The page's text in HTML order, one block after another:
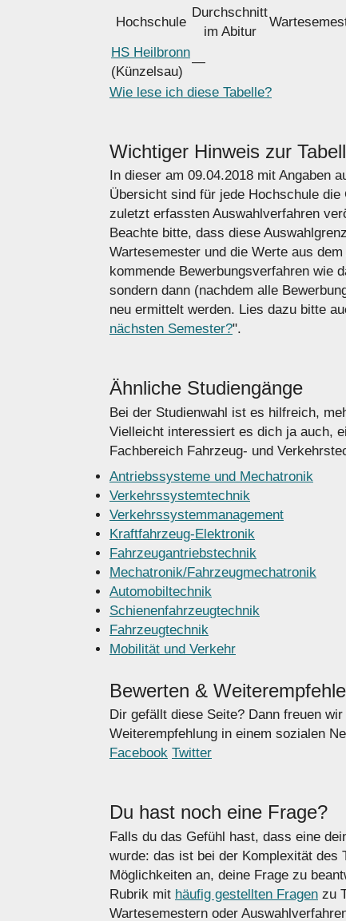
Hochschule
Durchschnitt
im Abitur
HS Heilbronn
(Künzelsau)
―
Wie lese ich diese Tabelle?
Wichtiger Hinweis zur
In dieser am 09.04.2018 mit Angaben
Übersicht sind für jede Hochschule
zuletzt erfassten Auswahlverfahren
Beachte bitte, dass diese
Wartesemester und die Werte aus
kommende Bewerbungsverfahren wie
sondern dann (nachdem alle
neu ermittelt werden. Lies dazu bitte
nächsten Semester?".
Ähnliche Studiengänge
Bei der Studienwahl ist es hilfreich,
Vielleicht interessiert es dich ja auch,
Fachbereich Fahrzeug- und
Antriebssysteme und Mechatronik
Verkehrssystemtechnik
Verkehrssystemmanagement
Kraftfahrzeug-Elektronik
Fahrzeugantriebstechnik
Mechatronik/Fahrzeugmechatronik
Automobiltechnik
Schienenfahrzeugtechnik
Fahrzeugtechnik
Mobilität und Verkehr
Bewerten &
Dir gefällt diese Seite? Dann freuen
Weiterempfehlung in einem sozialen
Facebook Twitter
Du hast noch eine Frage?
Falls du das Gefühl hast, dass eine
wurde: das ist bei der Komplexität des
Möglichkeiten an, deine Frage zu
Rubrik mit häufig gestellten Fragen zu
Wartesemestern oder